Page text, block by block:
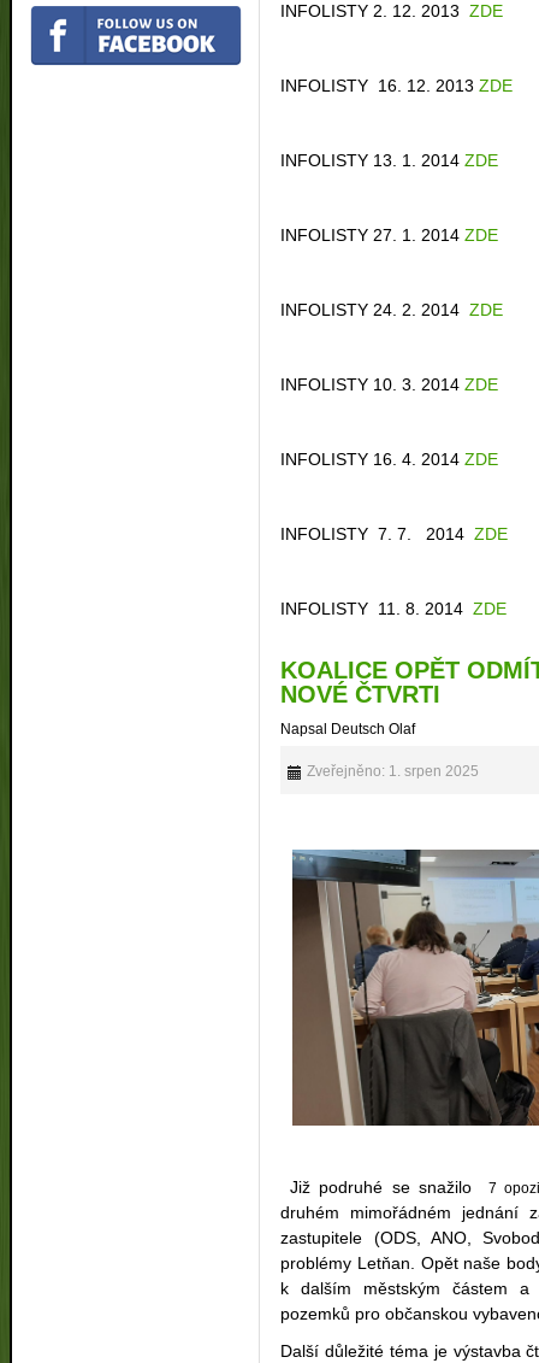
INFOLISTY 2. 12. 2013ZDE
INFOLISTY 16. 12. 2013ZDE
INFOLISTY 13. 1. 2014ZDE
INFOLISTY 27. 1. 2014ZDE
INFOLISTY 24. 2. 2014ZDE
INFOLISTY 10. 3. 2014ZDE
INFOLISTY 16. 4. 2014ZDE
INFOLISTY 7. 7. 2014ZDE
INFOLISTY 11. 8. 2014ZDE
KOALICE OPĚT
NOVÉ ČTVRTI
Napsal Deutsch Olaf
Zveřejněno: 1. srpen 2025
Již podruhé se snažilo 7
druhém mimořádném jednání
zastupitele (ODS, ANO,
problémy Letňan. Opět naše
k dalším městským částem
pozemků pro občanskou
Další důležité téma je výstavba